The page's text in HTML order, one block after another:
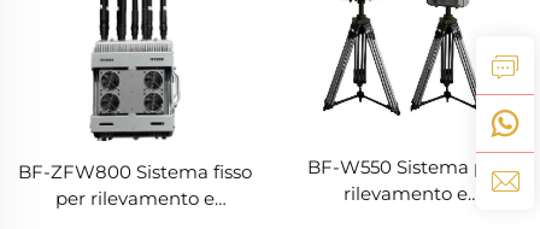
BF-ZFW800 Sistema fisso
per rilevamento e
BF-W550 Sistema per
rilevamento e